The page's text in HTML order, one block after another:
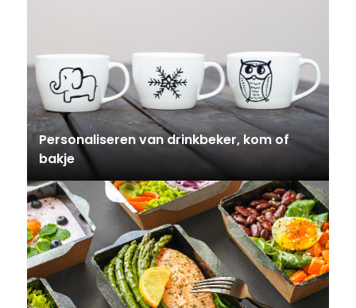
Personaliseren van drinkbeker, kom of
bakje